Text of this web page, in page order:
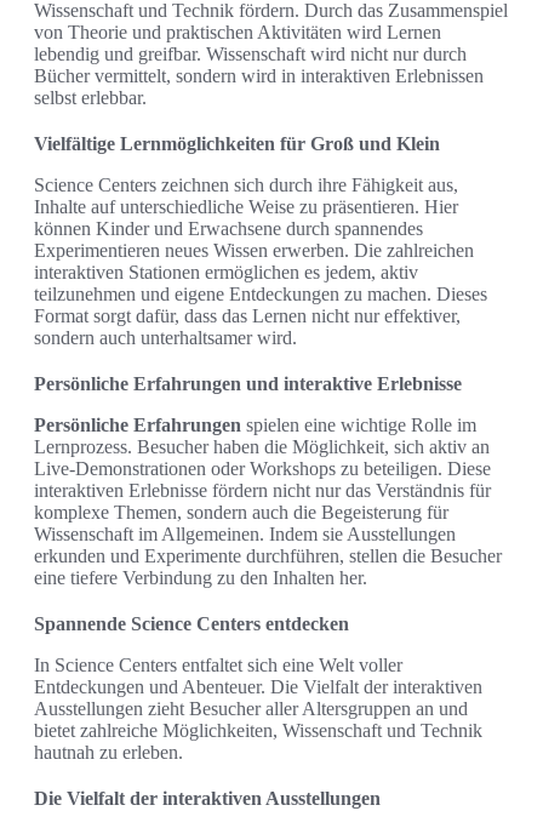
Wissenschaft und Technik fördern. Durch das Zusammenspiel
von Theorie und praktischen Aktivitäten wird Lernen
lebendig und greifbar. Wissenschaft wird nicht nur durch
Bücher vermittelt, sondern wird in interaktiven Erlebnissen
selbst erlebbar.
Vielfältige Lernmöglichkeiten für Groß und Klein
Science Centers zeichnen sich durch ihre Fähigkeit aus,
Inhalte auf unterschiedliche Weise zu präsentieren. Hier
können Kinder und Erwachsene durch spannendes
Experimentieren neues Wissen erwerben. Die zahlreichen
interaktiven Stationen ermöglichen es jedem, aktiv
teilzunehmen und eigene Entdeckungen zu machen. Dieses
Format sorgt dafür, dass das Lernen nicht nur effektiver,
sondern auch unterhaltsamer wird.
Persönliche Erfahrungen und interaktive Erlebnisse
Persönliche Erfahrungen spielen eine wichtige Rolle im
Lernprozess. Besucher haben die Möglichkeit, sich aktiv an
Live-Demonstrationen oder Workshops zu beteiligen. Diese
interaktiven Erlebnisse fördern nicht nur das Verständnis für
komplexe Themen, sondern auch die Begeisterung für
Wissenschaft im Allgemeinen. Indem sie Ausstellungen
erkunden und Experimente durchführen, stellen die Besucher
eine tiefere Verbindung zu den Inhalten her.
Spannende Science Centers entdecken
In Science Centers entfaltet sich eine Welt voller
Entdeckungen und Abenteuer. Die Vielfalt der interaktiven
Ausstellungen zieht Besucher aller Altersgruppen an und
bietet zahlreiche Möglichkeiten, Wissenschaft und Technik
hautnah zu erleben.
Die Vielfalt der interaktiven Ausstellungen